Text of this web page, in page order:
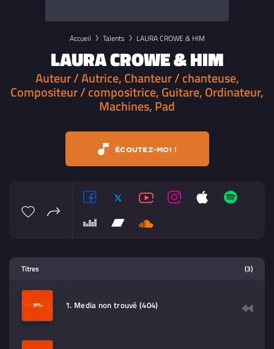
Accueil Talents LAURA CROWE & HIM
LAURA CROWE & HIM
Auteur / Autrice, Chanteur / chanteuse,
Compositeur / compositrice, Guitare, Ordinateur,
Machines, Pad
ÉCOUTEZ-MOI !
Titres (3)
1. Media non trouvé (404)